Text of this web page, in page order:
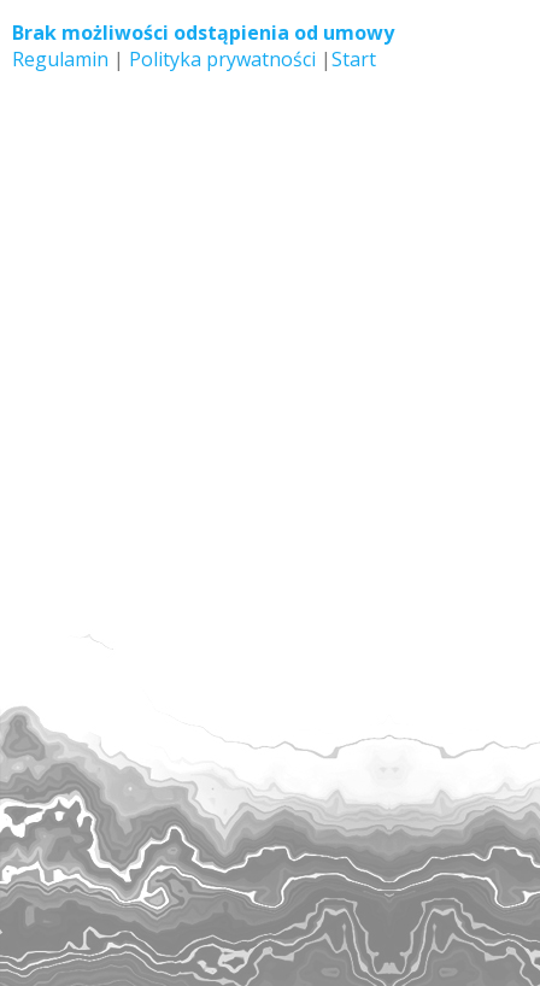
Brak możliwości odstąpienia od umowy
Regulamin | Polityka prywatności |Start